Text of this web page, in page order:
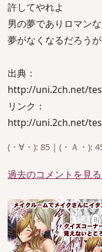
許してやれよ
男の夢でありロマン
夢がなくなるだろうが
出典：
http://uni.2ch.net/
リンク：
http://uni.2ch.net/
(・∀・): 85 | (・Ａ・):
過去のコメントを見る